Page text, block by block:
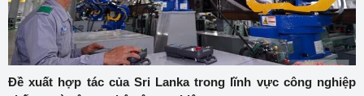
Đề xuất hợp tác của Sri Lanka trong lĩnh vực công nghiệp